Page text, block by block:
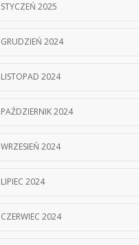
STYCZEŃ 2025
GRUDZIEŃ 2024
LISTOPAD 2024
PAŹDZIERNIK 2024
WRZESIEŃ 2024
LIPIEC 2024
CZERWIEC 2024